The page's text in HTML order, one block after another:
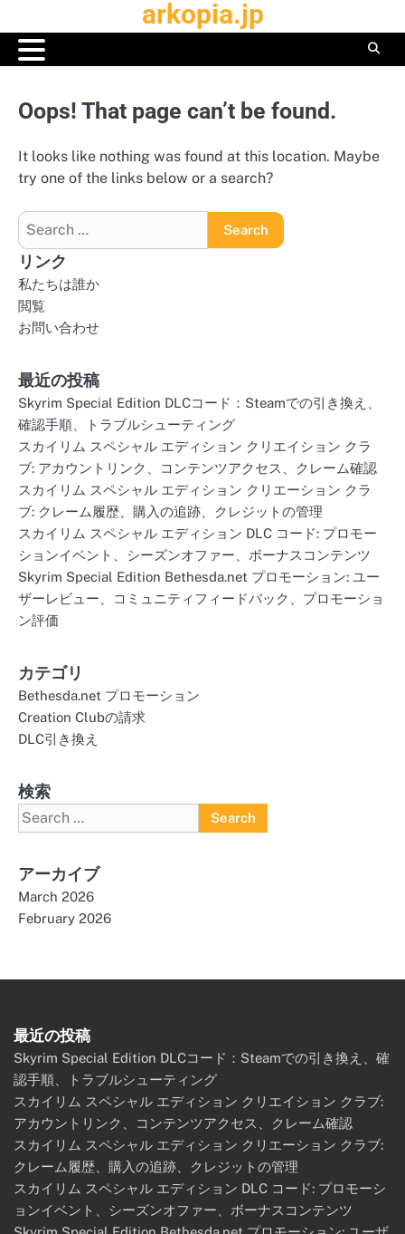
to
content
arkopia.jp
Oops! That page can’t be found.
It looks like nothing was found at this location. Maybe
try one of the links below or a search?
Search
for:
リンク
私たちは誰か
閲覧
お問い合わせ
最近の投稿
Skyrim Special Edition DLCコード：Steamでの引き換え、
確認手順、トラブルシューティング
スカイリム スペシャル エディション クリエイション クラ
ブ: アカウントリンク、コンテンツアクセス、クレーム確認
スカイリム スペシャル エディション クリエーション クラ
ブ: クレーム履歴、購入の追跡、クレジットの管理
スカイリム スペシャル エディション DLC コード: プロモー
ションイベント、シーズンオファー、ボーナスコンテンツ
Skyrim Special Edition Bethesda.net プロモーション: ユー
ザーレビュー、コミュニティフィードバック、プロモーショ
ン評価
カテゴリ
Bethesda.net プロモーション
Creation Clubの請求
DLC引き換え
検索
Search
for:
アーカイブ
March 2026
February 2026
最近の投稿
Skyrim Special Edition DLCコード：Steamでの引き換え、確
認手順、トラブルシューティング
スカイリム スペシャル エディション クリエイション クラブ:
アカウントリンク、コンテンツアクセス、クレーム確認
スカイリム スペシャル エディション クリエーション クラブ:
クレーム履歴、購入の追跡、クレジットの管理
スカイリム スペシャル エディション DLC コード: プロモーシ
ョンイベント、シーズンオファー、ボーナスコンテンツ